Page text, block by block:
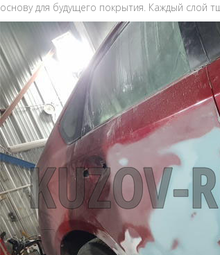
основу для будущего покрытия. Каждый слой